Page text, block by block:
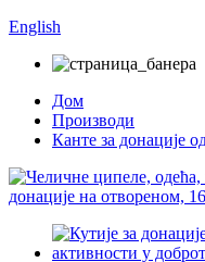
English
Дом
Производи
Канте за донације